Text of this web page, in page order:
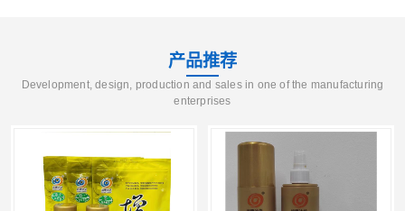
产品推荐
Development, design, production and sales in one of the manufacturing
enterprises